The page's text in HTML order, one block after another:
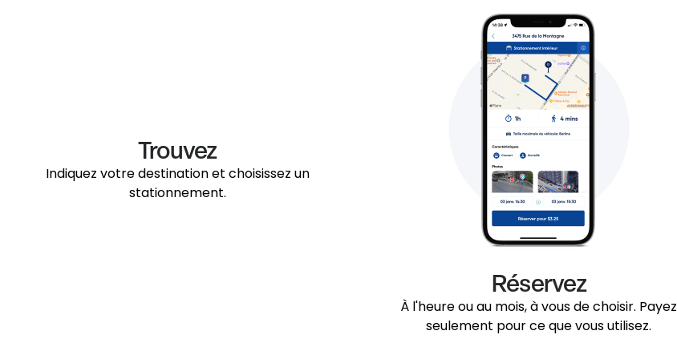
Trouvez
Indiquez votre destination et choisissez un
stationnement.
Réservez
À l'heure ou au mois, à vous de choisir. Payez
seulement pour ce que vous utilisez.